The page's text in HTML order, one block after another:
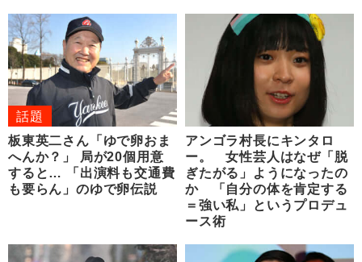
話題
板東英二さん「ゆで卵おま
へんか？」 局が20個用意
すると… 「出演料も交通費
も要らん」のゆで卵伝説
アンゴラ村長にキンタロ
ー。 女性芸人はなぜ「脱
ぎたがる」ようになったの
か 「自分の体を肯定する
＝強い私」というプロデュ
ース術